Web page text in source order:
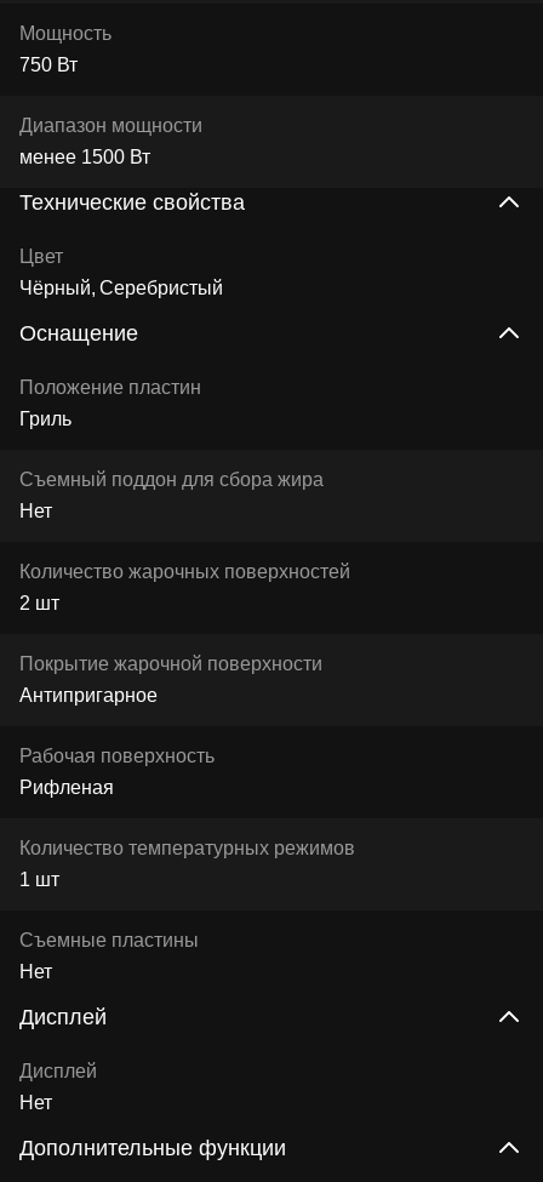
Мощность
750 Вт
Диапазон мощности
менее 1500 Вт
Технические свойства
Цвет
Чёрный Серебристый
Оснащение
Положение пластин
Гриль
Съемный поддон для сбора жира
Нет
Количество жарочных поверхностей
2 шт
Покрытие жарочной поверхности
Антипригарное
Рабочая поверхность
Рифленая
Количество температурных режимов
1 шт
Съемные пластины
Нет
Дисплей
Дисплей
Нет
Дополнительные функции